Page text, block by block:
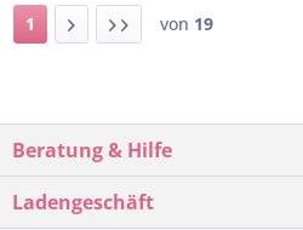
1 von 19
Beratung & Hilfe
Ladengeschäft